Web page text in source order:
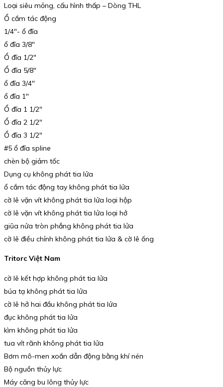
Loại siêu mỏng, cấu hình thấp – Dòng THL
Ổ cắm tác động
1/4″- ổ đĩa
ổ đĩa 3/8″
Ổ đĩa 1/2″
Ổ đĩa 5/8″
ổ đĩa 3/4″
ổ đĩa 1″
Ổ đĩa 1 1/2″
Ổ đĩa 2 1/2″
Ổ đĩa 3 1/2″
#5 ổ đĩa spline
chèn bộ giảm tốc
Dụng cụ không phát tia lửa
ổ cắm tác động tay không phát tia lửa
cờ lê vặn vít không phát tia lửa loại hộp
cờ lê vặn vít không phát tia lửa loại hở
giũa nửa tròn phẳng không phát tia lửa
cờ lê điều chỉnh không phát tia lửa & cờ lê ống
Tritorc Việt Nam
cờ lê kết hợp không phát tia lửa
búa tạ không phát tia lửa
cờ lê hở hai đầu không phát tia lửa
đục không phát tia lửa
kìm không phát tia lửa
tua vít rãnh không phát tia lửa
Bơm mô-men xoắn dẫn động bằng khí nén
Bộ nguồn thủy lực
Máy căng bu lông thủy lực